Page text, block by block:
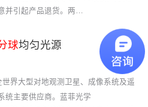
并引起产品退货。两…
球均匀光源
界大型对地观测卫星、成像系统及遥
统主要供应商。蓝菲光学